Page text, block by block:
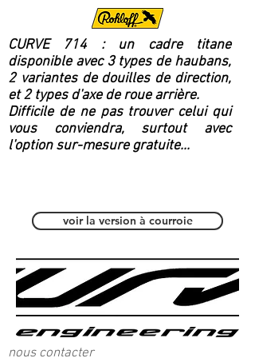
CURVE 714 : un cadre titane
disponible avec 3 types de haubans,
2 variantes de douilles de direction,
et 2 types d'axe de roue arrière.
Difficile de ne pas trouver celui qui
vous conviendra, surtout avec
l'option sur-mesure gratuite...
voir la version à courroie
nous contacter